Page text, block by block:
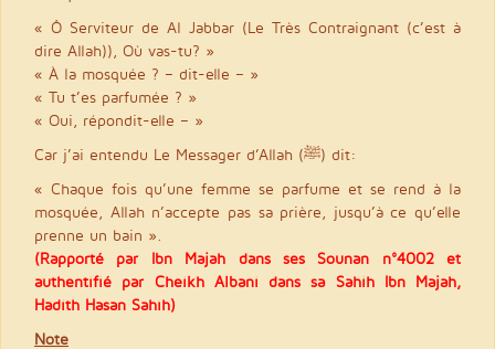
« Ô Serviteur de Al Jabbar (Le Très Contraignant (c’est à
dire Allah)), Où vas-tu? »
« À la mosquée ? – dit-elle – »
« Tu t’es parfumée ? »
« Oui, répondit-elle – »
Car j’ai entendu Le Messager d’Allah (ﷺ) dit:
« Chaque fois qu’une femme se parfume et se rend à la
mosquée, Allah n’accepte pas sa prière, jusqu’à ce qu’elle
prenne un bain ».
(Rapporté par Ibn Majah dans ses Sounan n°4002 et
authentifié par Cheikh Albani dans sa Sahih Ibn Majah,
Hadith Hasan Sahîh)
Note